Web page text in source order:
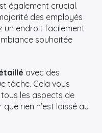
également crucial.
des employés
un endroit facilement
souhaitée
avec des
tâche. Cela vous
les aspects de
rien n’est laissé au